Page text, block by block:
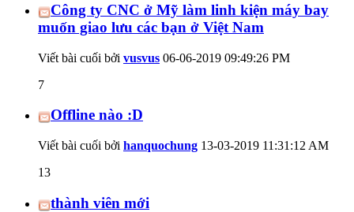
Công ty CNC ở Mỹ làm linh kiện máy bay
muốn giao lưu các bạn ở Việt Nam
Viết bài cuối bởi vusvus 06-06-2019 09:49:26 PM
7
Offline nào :D
Viết bài cuối bởi hanquochung 13-03-2019 11:31:12 AM
13
thành viên mới